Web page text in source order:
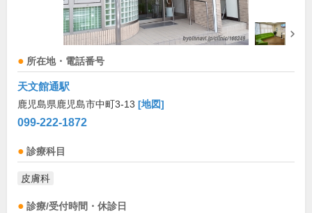
所在地・電話番号
天文館通駅
鹿児島県鹿児島市中町3-13 [地図]
099-222-1872
診療科目
皮膚科
診療/受付時間・休診日